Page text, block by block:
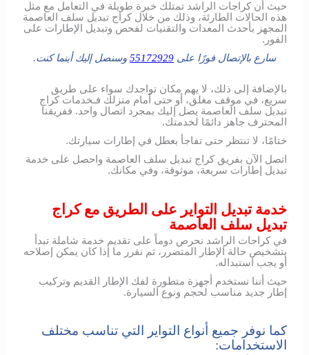
حيث أن كراجات الراشد تمتلك خبرة طويلة في التعامل مع مثل
هذه الحالات الطارئة، وذلك من خلال كراج تبديل سلف العاصمة
المجهز بأحدث المعدات والتقنيات لفحص وتبديل الإطارات على
الفور.
سارع بالإتصال فورًا على 55172929 وسنصل إليك أينما كنت.
بالإضافة إلى ذلك، لا يهم مكان تواجدك سواء على طريق
سريع، في موقف مغلق، أو حتى أمام منزلك فـخدمات كراج
تبديل سلف العاصمة يصل إليك بمجرد اتصال واحد. ففريقنا
المحترف جاهز دائمًا لخدمتك.
ختامًا، لا تنتظر حتى تفاجأ بعطل في إطارات سيارتك.
اتصل الآن بفريق كراج تبديل سلف العاصمة واحصل على خدمة
تبديل إطارات سريعة، موثوقة، وفي مكانك.
خدمة تبديل التواير على الطريق مع كراج
تبديل سلف العاصمة
في كراجات الراشد نحرص دوماً على تقديم خدمة شاملة تبدأ
بتشخيص حالة الإطار المتضرر، ثم نقرر ما إذا كان يمكن إصلاحه
أو يجب استبداله.
حيث أننا نستخدم أجهزة متطورة لفك الإطار القديم وتركيب
إطار جديد مناسب لحجم ونوع السيارة.
كما نوفر جميع أنواع التواير التي تناسب مختلف
الاستخدامات: